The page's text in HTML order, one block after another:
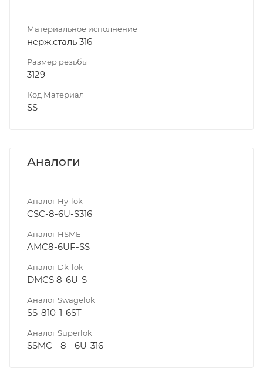
Материальное исполнение
нерж.сталь 316
Размер резьбы
3129
Код Материал
SS
Аналоги
Аналог Hy-lok
CSC-8-6U-S316
Аналог HSME
AMC8-6UF-SS
Аналог Dk-lok
DMCS 8-6U-S
Аналог Swagelok
SS-810-1-6ST
Аналог Superlok
SSMC - 8 - 6U-316